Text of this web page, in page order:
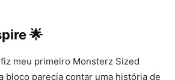
🌟
meu primeiro Monsterz Sized
bloco parecia contar uma história de